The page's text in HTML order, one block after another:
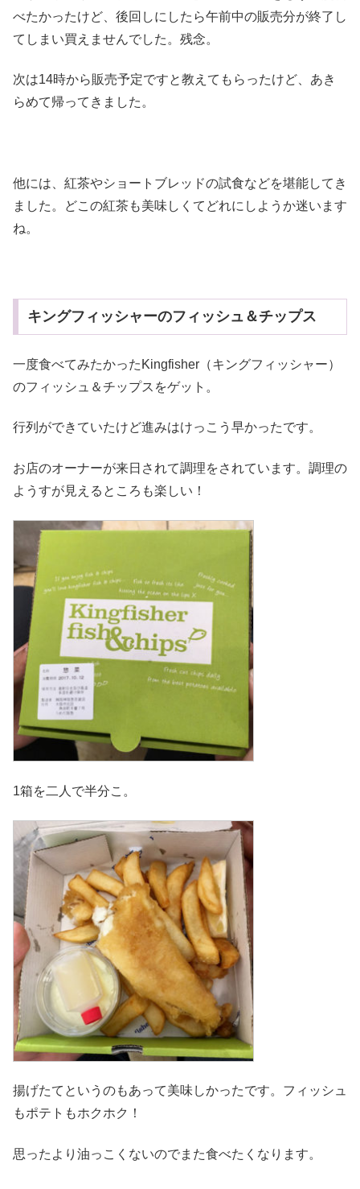
べたかったけど、後回しにしたら午前中の販売分が終了し
てしまい買えませんでした。残念。
次は14時から販売予定ですと教えてもらったけど、あき
らめて帰ってきました。
他には、紅茶やショートブレッドの試食などを堪能してき
ました。どこの紅茶も美味しくてどれにしようか迷います
ね。
キングフィッシャーのフィッシュ＆チップス
一度食べてみたかったKingfisher（キングフィッシャー）
のフィッシュ＆チップスをゲット。
行列ができていたけど進みはけっこう早かったです。
お店のオーナーが来日されて調理をされています。調理の
ようすが見えるところも楽しい！
1箱を二人で半分こ。
揚げたてというのもあって美味しかったです。フィッシュ
もポテトもホクホク！
思ったより油っこくないのでまた食べたくなります。